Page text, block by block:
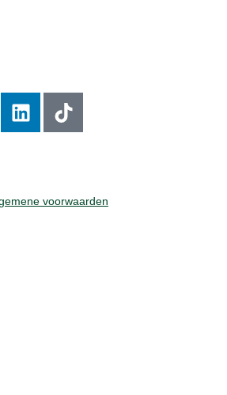
voorwaarden